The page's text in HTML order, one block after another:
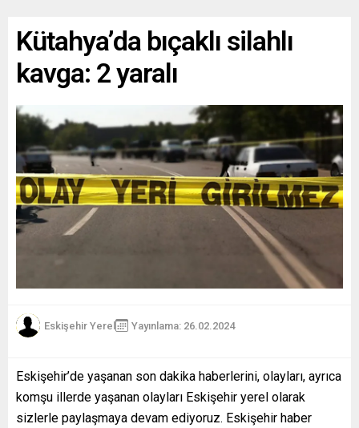
Kütahya’da bıçaklı silahlı
kavga: 2 yaralı
Eskişehir Yerel Yayınlama: 26.02.2024
Eskişehir’de yaşanan son dakika haberlerini, olayları, ayrıca
komşu illerde yaşanan olayları Eskişehir yerel olarak
sizlerle paylaşmaya devam ediyoruz. Eskişehir haber